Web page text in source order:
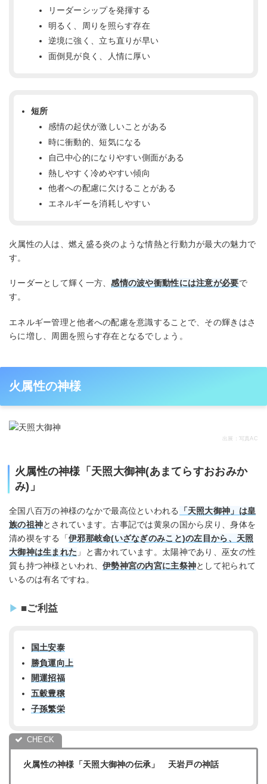
リーダーシップを発揮する
明るく、周りを照らす存在
逆境に強く、立ち直りが早い
面倒見が良く、人情に厚い
短所
感情の起伏が激しいことがある
時に衝動的、短気になる
自己中心的になりやすい側面がある
熱しやすく冷めやすい傾向
他者への配慮に欠けることがある
エネルギーを消耗しやすい
火属性の人は、燃え盛る炎のような情熱と行動力が最大の魅力で
す。
リーダーとして輝く一方、感情の波や衝動性には注意が必要で
す。
エネルギー管理と他者への配慮を意識することで、その輝きはさ
らに増し、周囲を照らす存在となるでしょう。
火属性の神様
出展：写真AC
火属性の神様「天照大御神(あまてらすおおみか
み)」
全国八百万の神様のなかで最高位といわれる
「天照大御神」は皇
族の祖神とされています。古事記では黄泉の国から戻り、身体を
清め禊をする「伊邪那岐命(いざなぎのみこと)の左目から、天照
大御神は生まれた 」と書かれています。太陽神であり、巫女の性
質も持つ神様といわれ、伊勢神宮の内宮に主祭神として祀られて
いるのは有名ですね。
■ご利益
国土安泰
勝負運向上
開運招福
五穀豊穣
子孫繁栄
火属性の神様 「天照大御神の伝承」 天岩戸の神話